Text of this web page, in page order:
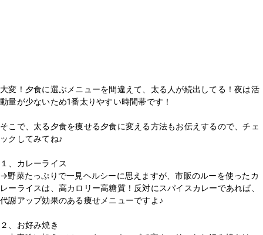
大変！夕食に選ぶメニューを間違えて、太る人が続出してる！夜は活
動量が少ないため1番太りやすい時間帯です！
そこで、太る夕食を痩せる夕食に変える方法もお伝えするので、チェ
ックしてみてね♪
１、カレーライス
→野菜たっぷりで一見ヘルシーに思えますが、市販のルーを使ったカ
レーライスは、高カロリー高糖質！反対にスパイスカレーであれば、
代謝アップ効果のある痩せメニューですよ♪
２、お好み焼き